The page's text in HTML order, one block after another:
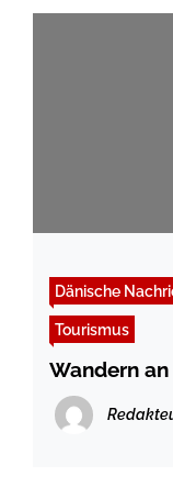
Dänische
Tourismus
Wandern